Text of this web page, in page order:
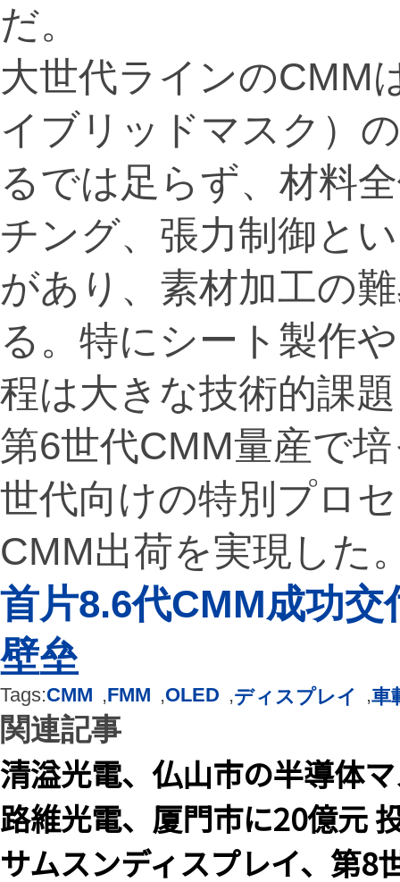
だ。
大世代ラインのCMM
イブリッドマスク）
るでは足らず、材料
チング、張力制御と
があり、素材加工の
る。特にシート製作
程は大きな技術的課
第6世代CMM量産で
世代向けの特別プロ
CMM出荷を実現した
首片8.6代CMM成功
壁垒
Tags:CMM ,FMM ,OLED ,ディスプレイ ,車
関連記事
清溢光電、仏山市の半導体
路維光電、厦門市に20億元
サムスンディスプレイ、第8